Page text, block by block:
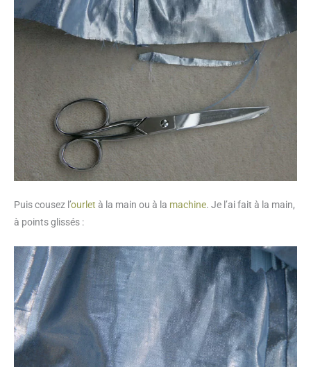
Puis cousez l’ourlet à la main ou à la machine. Je l’ai fait à la main,
à points glissés :